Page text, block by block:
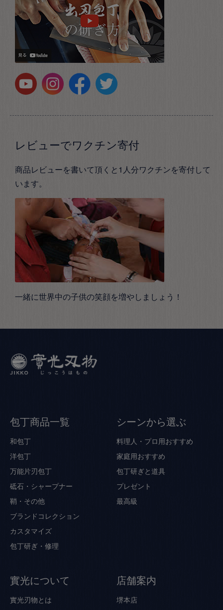
レビューでワクチン寄付
商品レビューを書いて頂くと1人分ワクチンを寄付して
います。
一緒に世界中の子供の笑顔を増やしましょう！
包丁商品一覧
和包丁
洋包丁
万能片刃包丁
砥石・シャープナー
鞘・その他
ブランドコレクション
カスタマイズ
包丁研ぎ・修理
シーンから選ぶ
料理人・プロ用おすすめ
家庭用おすすめ
包丁研ぎと道具
プレゼント
最高級
實光について
實光刃物とは
店舗案内
堺本店